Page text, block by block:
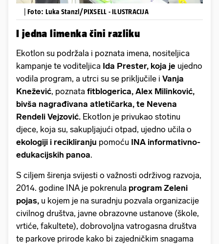
Foto: Luka Stanzl/PIXSELL - ILUSTRACIJA
I jedna limenka čini razliku
Ekotlon su podržala i poznata imena, nositeljica
kampanje te voditeljica Ida Prester, koja je ujedno
vodila program, a utrci su se priključile i Vanja
Knežević, poznata fitblogerica, Alex Milinković,
bivša nagrađivana atletičarka, te Nevena
Rendeli Vejzović. Ekotlon je privukao stotinu
djece, koja su, sakupljajući otpad, ujedno učila o
ekologiji i recikliranju pomoću INA informativno-
edukacijskih panoa.
S ciljem širenja svijesti o važnosti održivog razvoja,
2014. godine INA je pokrenula program Zeleni
pojas, u kojem je na suradnju pozvala organizacije
civilnog društva, javne obrazovne ustanove (škole,
vrtiće, fakultete), dobrovoljna vatrogasna društva
te parkove prirode kako bi zajedničkim snagama